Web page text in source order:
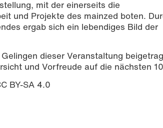
mit der einerseits die
und Projekte des mainzed boten.
ergab sich ein lebendiges Bild der
dieser Veranstaltung
und Vorfreude auf die nächsten
BY-SA 4.0